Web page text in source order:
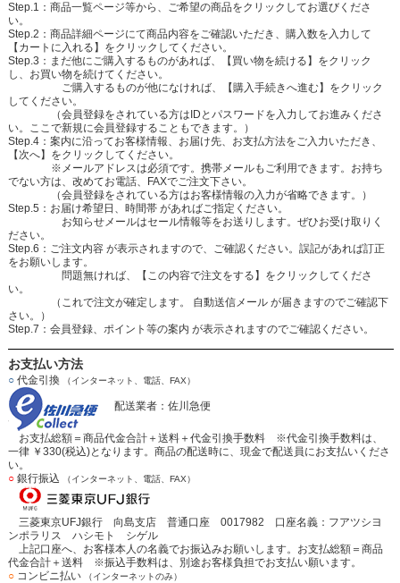
Step.1：商品一覧ページ等から、ご希望の商品をクリックしてお選びくださ
い。
Step.2：商品詳細ページにて商品内容をご確認いただき、購入数を入力して
【カートに入れる】をクリックしてください。
Step.3：まだ他にご購入するものがあれば、【買い物を続ける】をクリック
し、お買い物を続けてください。
ご購入するものが他になければ、【購入手続きへ進む】をクリック
してください。
（会員登録をされている方はIDとパスワードを入力してお進みくださ
い。ここで新規に会員登録することもできます。）
Step.4：案内に沿ってお客様情報、お届け先、お支払方法をご入力いただき、
【次へ】をクリックしてください。
※メールアドレスは必須です。携帯メールもご利用できます。お持ち
でない方は、改めてお電話、FAXでご注文下さい。
（会員登録をされている方はお客様情報の入力が省略できます。）
Step.5：お届け希望日、時間帯 があればご指定ください。
お知らせメールはセール情報等をお送りします。ぜひお受け取りく
ださい。
Step.6：ご注文内容 が表示されますので、ご確認ください。誤記があれば訂正
をお願いします。
問題無ければ、【この内容で注文をする】をクリックしてくださ
い。
（これで注文が確定します。 自動送信メール が届きますのでご確認下
さい。）
Step.7：会員登録、ポイント等の案内 が表示されますのでご確認ください。
お支払い方法
○代金引換 （インターネット、電話、FAX）
配送業者：佐川急便
お支払総額＝商品代金合計＋送料＋代金引換手数料 ※代金引換手数料は、
一律 ￥330(税込)となります。商品の配送時に、現金で配送員にお支払いくださ
い。
○銀行振込 （インターネット、電話、FAX）
三菱東京UFJ銀行 向島支店 普通口座 0017982 口座名義：フアツシヨ
ンポラリス ハシモト シゲル
上記口座へ、お客様本人の名義でお振込みお願いします。お支払総額＝商品
代金合計＋送料 ※振込手数料は、別途お客様負担でお支払い願います。
○コンビニ払い （インターネットのみ）